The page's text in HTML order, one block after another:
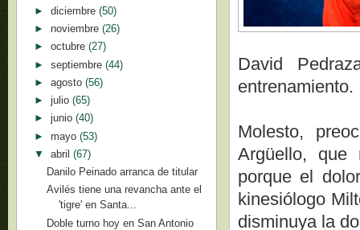
David
entrenamiento.
Molesto,
Argüello, que
porque el
kinesiólogo
disminuya la
► diciembre (50)
► noviembre (26)
► octubre (27)
► septiembre (44)
► agosto (56)
► julio (65)
► junio (40)
► mayo (53)
▼ abril (67)
Danilo Peinado arranca de titular
Avilés tiene una revancha ante el
'tigre' en Santa...
Doble turno hoy en San Antonio